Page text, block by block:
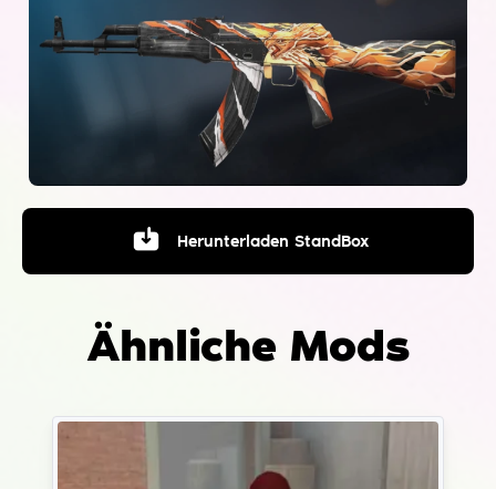
Herunterladen StandBox
Ähnliche Mods